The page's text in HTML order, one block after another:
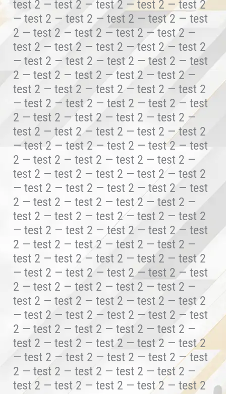
test 2 — test 2 — test 2 — test 2 — test 2
— test 2 — test 2 — test 2 — test 2 — test
2 — test 2 — test 2 — test 2 — test 2 —
test 2 — test 2 — test 2 — test 2 — test 2
— test 2 — test 2 — test 2 — test 2 — test
2 — test 2 — test 2 — test 2 — test 2 —
test 2 — test 2 — test 2 — test 2 — test 2
— test 2 — test 2 — test 2 — test 2 — test
2 — test 2 — test 2 — test 2 — test 2 —
test 2 — test 2 — test 2 — test 2 — test 2
— test 2 — test 2 — test 2 — test 2 — test
2 — test 2 — test 2 — test 2 — test 2 —
test 2 — test 2 — test 2 — test 2 — test 2
— test 2 — test 2 — test 2 — test 2 — test
2 — test 2 — test 2 — test 2 — test 2 —
test 2 — test 2 — test 2 — test 2 — test 2
— test 2 — test 2 — test 2 — test 2 — test
2 — test 2 — test 2 — test 2 — test 2 —
test 2 — test 2 — test 2 — test 2 — test 2
— test 2 — test 2 — test 2 — test 2 — test
2 — test 2 — test 2 — test 2 — test 2 —
test 2 — test 2 — test 2 — test 2 — test 2
— test 2 — test 2 — test 2 — test 2 — test
2 — test 2 — test 2 — test 2 — test 2 —
test 2 — test 2 — test 2 — test 2 — test 2
— test 2 — test 2 — test 2 — test 2 — test
2 — test 2 — test 2 — test 2 — test 2 —
test 2 — test 2 — test 2 — test 2 — test 2